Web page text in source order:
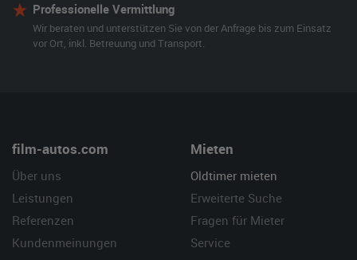
Professionelle Vermittlung
Wir beraten und unterstützen Sie von der Anfrage bis zum Einsatz
vor Ort, inkl. Betreuung und Transport.
film-autos.com
Über uns
Leistungen
Referenzen
Kundenmeinungen
Mieten
Oldtimer mieten
Erweiterte Suche
Fragen für Mieter
Service